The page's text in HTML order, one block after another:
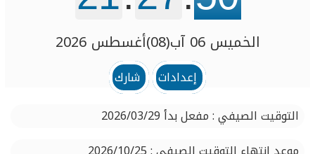
الخميس 06 آب(08)أغسطس 2026
إعدادات
شارك
التوقيت الصيفي : مفعل بدأ 2026/03/29